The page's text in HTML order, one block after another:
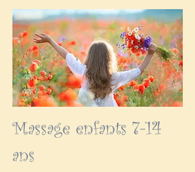
Massage enfants 7-14
ans